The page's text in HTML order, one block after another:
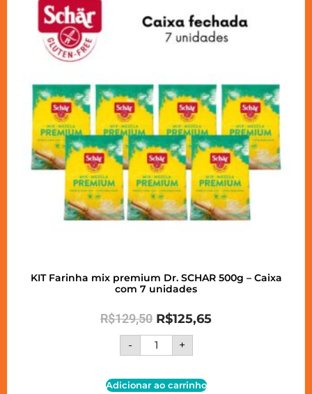
KIT Farinha mix premium Dr. SCHAR 500g – Caixa
com 7 unidades
R$129,50 R$125,65
- +
Adicionar ao carrinho